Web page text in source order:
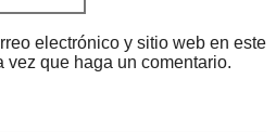
electrónico y sitio web en este
vez que haga un comentario.